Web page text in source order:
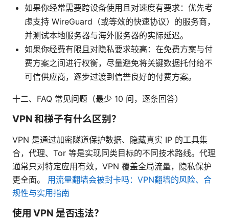
如果你经常需要跨设备使用且对速度有要求：优先考
虑支持 WireGuard（或等效的快速协议）的服务商，
并测试本地服务器与海外服务器的实际延迟。
如果你经费有限且对隐私要求较高：在免费方案与付
费方案之间进行权衡，尽量避免将关键数据托付给不
可信供应商，逐步过渡到信誉良好的付费方案。
十二、FAQ 常见问题（最少 10 问，逐条回答）
VPN 和梯子有什么区别？
VPN 是通过加密隧道保护数据、隐藏真实 IP 的工具集
合，代理、Tor 等是实现同类目标的不同技术路线。代理
通常只对特定应用有效，VPN 覆盖全局流量，隐私保护
更全面。 用流量翻墙会被封卡吗：VPN翻墙的风险、合
规性与实用指南
使用 VPN 是否违法？